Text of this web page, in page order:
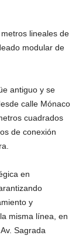
lineales de
modular de
antiguo y se
calle Mónaco
cuadrados
de conexión
en
y
misma línea, en
Sagrada